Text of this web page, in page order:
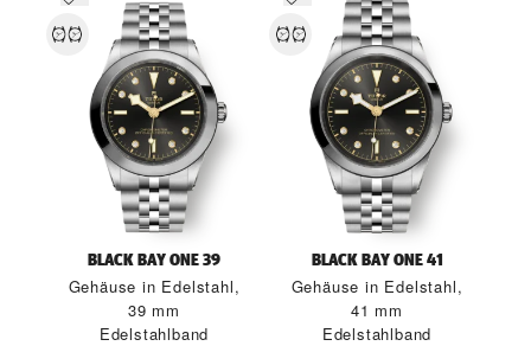
BLACK BAY ONE 39
Gehäuse in Edelstahl,
39 mm
Edelstahlband
BLACK BAY ONE 41
Gehäuse in Edelstahl,
41 mm
Edelstahlband